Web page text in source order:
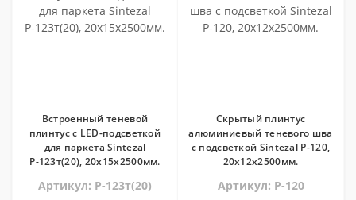
Встроенный теневой
плинтус с LED-подсветкой
для паркета Sintezal
Р-123т(20), 20х15х2500мм.
Артикул: P-123т(20)
Скрытый плинтус
алюминиевый теневого шва
с подсветкой Sintezal P-120,
20х12х2500мм.
Артикул: P-120